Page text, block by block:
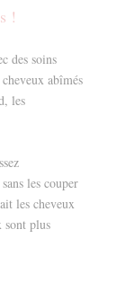
!
des soins
abîmés
les
les couper
les cheveux
sont plus